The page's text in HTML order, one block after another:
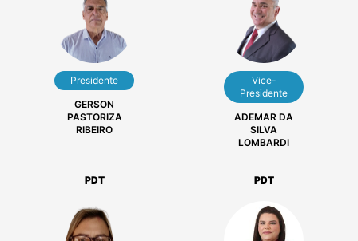
Legislação
Consolidada
Perguntas
Frequentes
Vereadores
MDB MDB